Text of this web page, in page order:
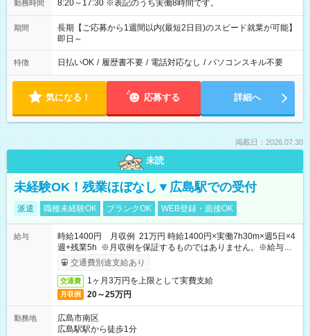
勤務時間 8:20～17:30 ※表記のうち実働8時間です。
期間
長期【ご応募から1週間以内(最短2日目)のスピード就業が可能】
即日～
特徴 日払いOK / 履歴書不要 / 電話対応なし / パソコンスキル不要
気になる！ 応募する 詳細へ
掲載日：2026.07.30
未読
未経験OK！残業ほぼなし▼広島駅での受付
派遣 職種未経験OK ブランクOK WEB登録・面接OK
給与
時給1400円 月収例 21万円 時給1400円×実働7h30m×週5日×4
週+残業5h ※月収例を保証するものではありません。※給与即
受取りサービス利用可（利用条件有）
交通費別途支給あり
交通費 1ヶ月3万円を上限として実費支給
月収例 20～25万円
勤務地
広島市南区
広島駅駅から徒歩1分